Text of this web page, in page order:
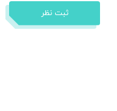
ثبت نظر